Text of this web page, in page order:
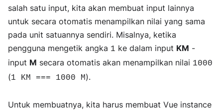
salah satu input, kita akan membuat input lainnya
untuk secara otomatis menampilkan nilai yang sama
pada unit satuannya sendiri. Misalnya, ketika
pengguna mengetik angka 1 ke dalam input KM -
input M secara otomatis akan menampilkan nilai 1000
(1 KM === 1000 M).
Untuk membuatnya, kita harus membuat Vue instance